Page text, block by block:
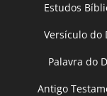
Estudos
Versículo do
Palavra do
Antigo